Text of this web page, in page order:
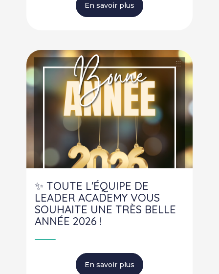
En savoir plus
✨ TOUTE L'ÉQUIPE DE
LEADER ACADEMY VOUS
SOUHAITE UNE TRÈS BELLE
ANNÉE 2026 !
En savoir plus